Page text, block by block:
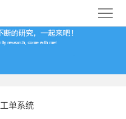
工单系统